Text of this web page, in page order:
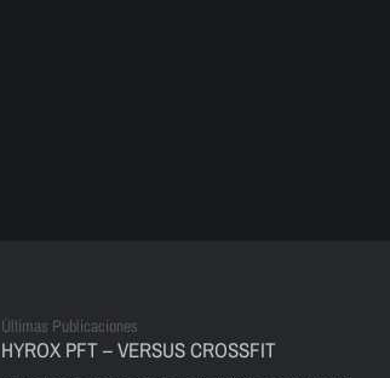
Últimas Publicaciones
HYROX PFT – VERSUS CROSSFIT